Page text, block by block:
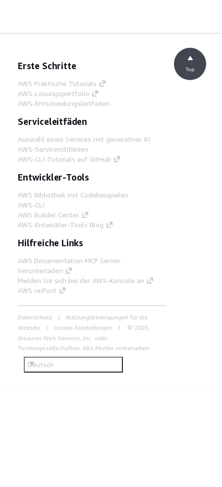
Erste Schritte
AWS Praktische Tutorials
AWS-Lösungsportfolio
AWS-Entscheidungsleitfäden
Serviceleitfäden
Auswahl eines Services mit generativer KI
AWS-Servicerichtlinien
AWS-CLI-Tutorials auf GitHub
Entwickler-Tools
AWS Bibliothek mit Codebeispielen
AWS-CLI
AWS Builder Center
AWS-Entwickler-Tools Blog
Hilfreiche Links
AWS Documentation MCP Server
herunterladen
Melden Sie sich bei der AWS-Konsole an
AWS re:Post
Datenschutz
Nutzungsbedingungen für die
Website
Cookie-Einstellungen
© 2026,
Amazon Web Services, Inc. oder
Tochtergesellschaften. Alle Rechte vorbehalten.
Deutsch
Top